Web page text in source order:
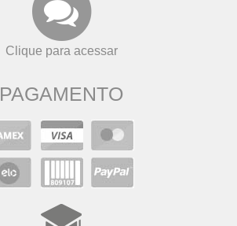
Clique para acessar
PAGAMENTO